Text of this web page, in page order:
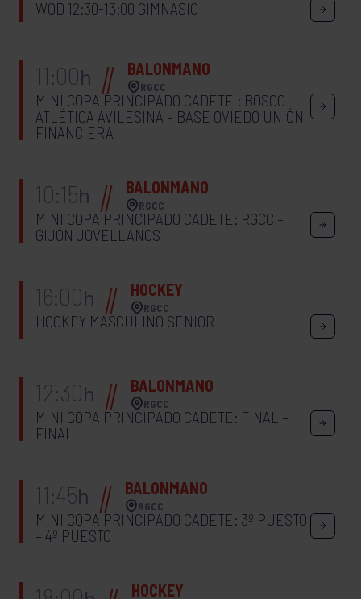
WOD 12:30-13:00 GIMNASIO
11:00h BALONMANO
RGCC
MINI COPA PRINCIPADO CADETE : BOSCO
ATLÉTICA AVILESINA – BASE OVIEDO UNIÓN
FINANCIERA
10:15h BALONMANO
RGCC
MINI COPA PRINCIPADO CADETE: RGCC –
GIJÓN JOVELLANOS
16:00h HOCKEY
RGCC
HOCKEY MASCULINO SENIOR
12:30h BALONMANO
RGCC
MINI COPA PRINCIPADO CADETE: FINAL –
FINAL
11:45h BALONMANO
RGCC
MINI COPA PRINCIPADO CADETE: 3º PUESTO
– 4º PUESTO
HOCKEY